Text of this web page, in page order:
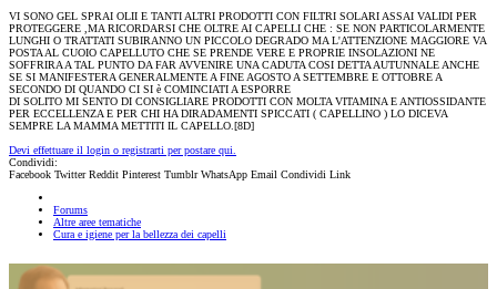
VI SONO GEL SPRAI OLII E TANTI ALTRI PRODOTTI CON FILTRI SOLARI ASSAI VALIDI PER
PROTEGGERE ,MA RICORDARSI CHE OLTRE AI CAPELLI CHE : SE NON PARTICOLARMENTE
LUNGHI O TRATTATI SUBIRANNO UN PICCOLO DEGRADO MA L'ATTENZIONE MAGGIORE VA
POSTA AL CUOIO CAPELLUTO CHE SE PRENDE VERE E PROPRIE INSOLAZIONI NE
SOFFRIRA A TAL PUNTO DA FAR AVVENIRE UNA CADUTA COSI DETTA AUTUNNALE ANCHE
SE SI MANIFESTERA GENERALMENTE A FINE AGOSTO A SETTEMBRE E OTTOBRE A
SECONDO DI QUANDO CI SI è COMINCIATI A ESPORRE
DI SOLITO MI SENTO DI CONSIGLIARE PRODOTTI CON MOLTA VITAMINA E ANTIOSSIDANTE
PER ECCELLENZA E PER CHI HA DIRADAMENTI SPICCATI ( CAPELLINO ) LO DICEVA
SEMPRE LA MAMMA METTITI IL CAPELLO.[8D]
Devi effettuare il login o registrarti per postare qui.
Condividi:
Facebook Twitter Reddit Pinterest Tumblr WhatsApp Email Condividi Link
Forums
Altre aree tematiche
Cura e igiene per la bellezza dei capelli